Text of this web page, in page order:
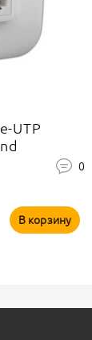
UTP
0
В корзину